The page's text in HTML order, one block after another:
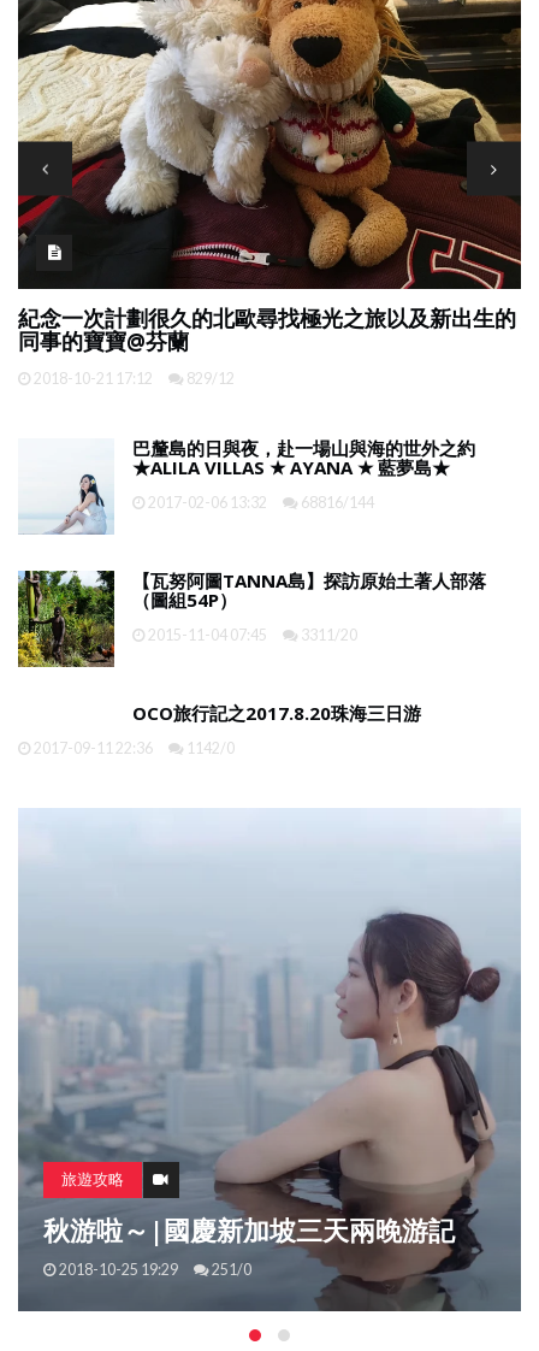
用腳步追尋文明——古舊緬甸老時光
2019-01-21 17:52 2616/131
巴釐島的日與夜，赴一場山與海的世外之約
★ALILA VILLAS ★ AYANA ★ 藍夢島★
2017-02-06 13:32 68816/144
【瓦努阿圖TANNA島】探訪原始土著人部落
（圖組54P）
2015-11-04 07:45 3311/20
OCO旅行記之2017.8.20珠海三日游
2017-09-11 22:36 1142/0
旅遊攻略
在悉尼與DR. BRIAN L WEISS 相遇
2017-09-09 16:52 266/4